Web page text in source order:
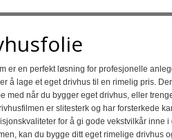
er en perfekt løsning for profesjonelle
å lage et eget drivhus til en rimelig pris.
med når du bygger eget drivhus, eller
er slitesterk og har forsterkede
for å gi gode vekstvilkår inne
kan du bygge ditt eget rimelige drivhus